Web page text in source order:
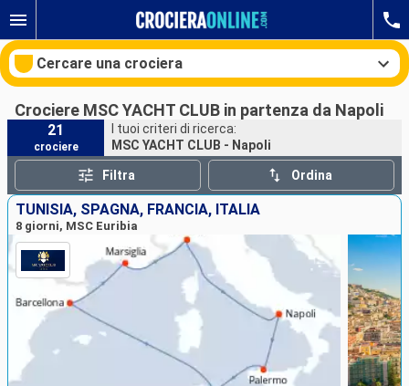
Cercare una crociera
Le nostre destinazioni
Mesi di partenza
Porti Compagnie
Ricerca
Crociere MSC YACHT CLUB in partenza da Napoli
21
crociere
I tuoi criteri di ricerca:
MSC YACHT CLUB - Napoli
Filtra Ordina
TUNISIA, SPAGNA, FRANCIA, ITALIA
8 giorni, MSC Euribia